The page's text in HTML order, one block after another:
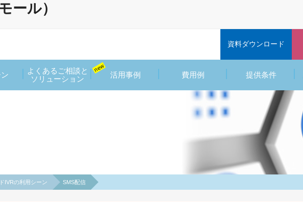
ール）
資料ダウンロード
よくあるご相談と
ソリューション
new
活用事例 費用例 提供条件
IVRの利用シーン SMS配信